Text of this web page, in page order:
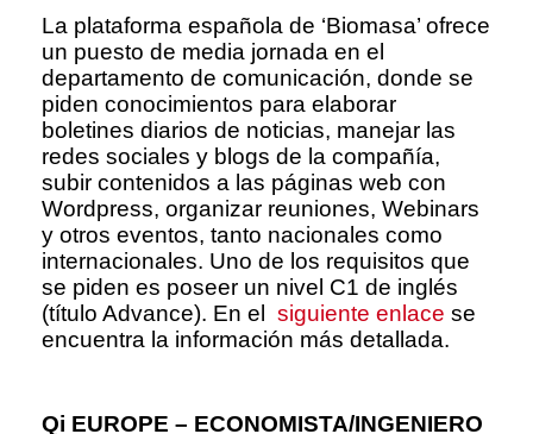
La plataforma española de ‘Biomasa’ ofrece
un puesto de media jornada en el
departamento de comunicación, donde se
piden conocimientos para elaborar
boletines diarios de noticias, manejar las
redes sociales y blogs de la compañía,
subir contenidos a las páginas web con
Wordpress, organizar reuniones, Webinars
y otros eventos, tanto nacionales como
internacionales. Uno de los requisitos que
se piden es poseer un nivel C1 de inglés
(título Advance). En el siguiente enlace se
encuentra la información más detallada.
Qi EUROPE – ECONOMISTA/INGENIERO